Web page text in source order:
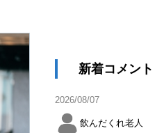
新着コメント
2026/08/07
飲んだくれ老人